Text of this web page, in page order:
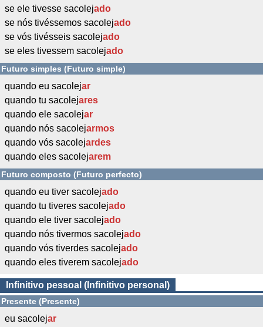
se ele tivesse sacolejado
se nós tivéssemos sacolejado
se vós tivésseis sacolejado
se eles tivessem sacolejado
Futuro simples (Futuro simple)
quando eu sacolejar
quando tu sacolejares
quando ele sacolejar
quando nós sacolejarmos
quando vós sacolejardes
quando eles sacolejarem
Futuro composto (Futuro perfecto)
quando eu tiver sacolejado
quando tu tiveres sacolejado
quando ele tiver sacolejado
quando nós tivermos sacolejado
quando vós tiverdes sacolejado
quando eles tiverem sacolejado
Infinitivo pessoal (Infinitivo personal)
Presente (Presente)
eu sacolejar